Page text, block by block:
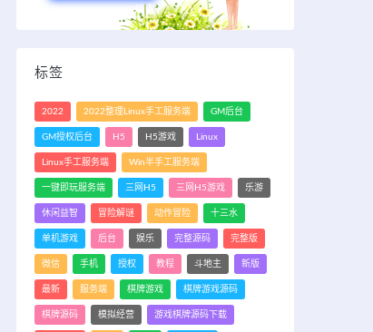
标签
2022 2022整理Linux手工服务端 GM后台
GM授权后台 H5 H5游戏 Linux
Linux手工服务端 Win半手工服务端
一键即玩服务端 三网H5 三网H5游戏 乐游
休闲益智 冒险解谜 动作冒险 十三水
单机游戏 后台 娱乐 完整源码 完整版
微信 手机 授权 教程 斗地主 新版
最新 服务端 棋牌游戏 棋牌游戏源码
棋牌源码 模拟经营 游戏棋牌源码下载